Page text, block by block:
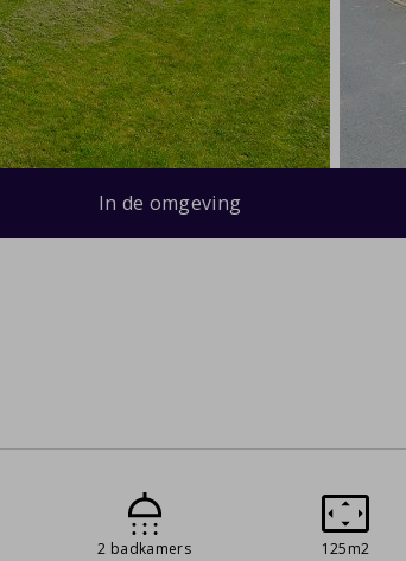
In de omgeving
2 badkamers 125m2